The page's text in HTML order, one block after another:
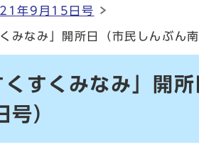
年9月15日号
みなみ」開所日（市民しんぶ
すくみなみ」開
）